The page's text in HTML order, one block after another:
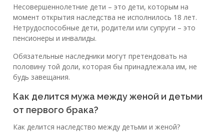
Несовершеннолетние дети – это дети, которым на
момент открытия наследства не исполнилось 18 лет.
Нетрудоспособные дети, родители или супруги – это
пенсионеры и инвалиды.
Обязательные наследники могут претендовать на
половину той доли, которая бы принадлежала им, не
будь завещания.
Как делится мужа между женой и детьми
от первого брака?
Как делится наследство между детьми и женой?